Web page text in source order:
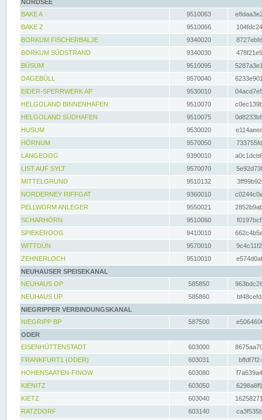
NORDSEE
BAKE A
9510063
BAKE Z
9510066
BORKUM FISCHERBALJE
9340020
BORKUM SÜDSTRAND
9340030
BÜSUM
9510095
DAGEBÜLL
9570040
EIDER-SPERRWERK AP
9530010
HELGOLAND BINNENHAFEN
9510070
HELGOLAND SÜDHAFEN
9510075
HUSUM
9530020
HÖRNUM
9570050
LANGEOOG
9390010
LIST AUF SYLT
9570070
MITTELGRUND
9510132
NORDERNEY RIFFGAT
9360010
PELLWORM ANLEGER
9550021
SCHARHÖRN
9510060
SPIEKEROOG
9410010
WITTDÜN
9570010
ZEHNERLOCH
9510010
NEUHAUSER SPEISEKANAL
NEUHAUS OP
585850
NEUHAUS UP
585860
NIEGRIPPER VERBINDUNGSKANAL
NIEGRIPP BP
587500
ODER
EISENHÜTTENSTADT
603000
FRANKFURT1 (ODER)
603031
HOHENSAATEN-FINOW
603080
KIENITZ
603050
KIETZ
603040
RATZDORF
603140